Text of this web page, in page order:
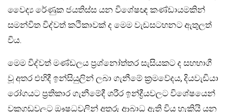
වෛද්‍ය රේණුක ජයතිස්ස යන විශේෂඥ කණ්ඩායමකින්
සමන්විත විද්වත් කථිකාවක් ද මෙම වැඩසටහනට ඇතුලත්
විය.
මෙම විද්වත් මණ්ඩලය ප‍්‍රශ්නෝත්තර සැසියකට ද සහභාගී
වූ අතර එහිදී ඉන්සියුලින් ලබා ගැනීමේ ක‍්‍රමවේදය, දියවැඩියා
රෝගයට ප‍්‍රතිකාර ගැනීමේදී ශරීර ඉන්ද්‍රීයවලට විශේෂයෙන්
වකුගඩුවලට ඖෂධවලින් අතුරු ආබාධ ඇති විය හැකියි යන